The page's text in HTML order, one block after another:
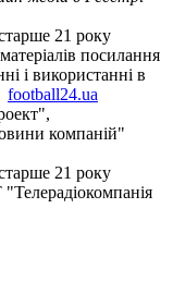
21 року
посилання
і використанні в
football24.ua
компаній"
21 року